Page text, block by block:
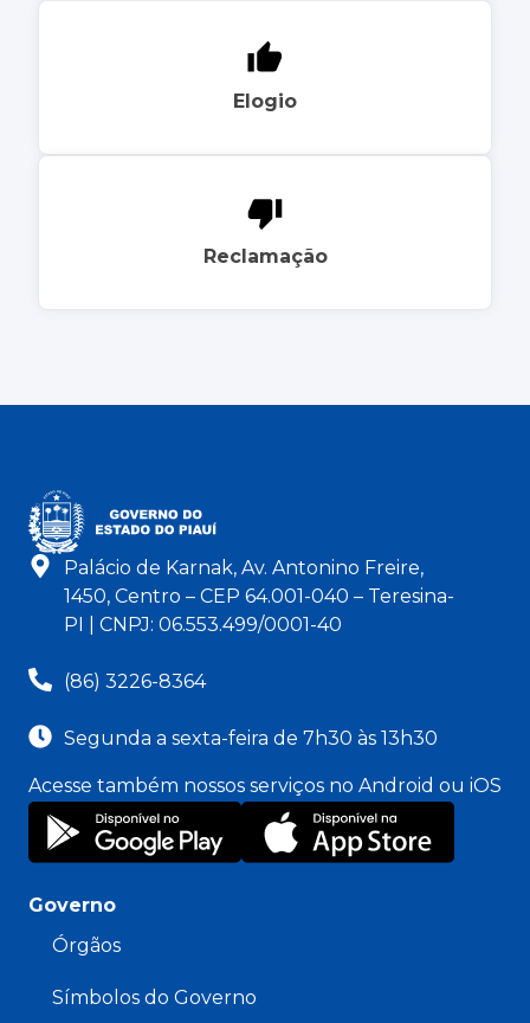
Elogio
Reclamação
Palácio de Karnak, Av. Antonino Freire,
1450, Centro – CEP 64.001-040 – Teresina-
PI | CNPJ: 06.553.499/0001-40
(86) 3226-8364
Segunda a sexta-feira de 7h30 às 13h30
Acesse também nossos serviços no Android ou iOS
Governo
Órgãos
Símbolos do Governo